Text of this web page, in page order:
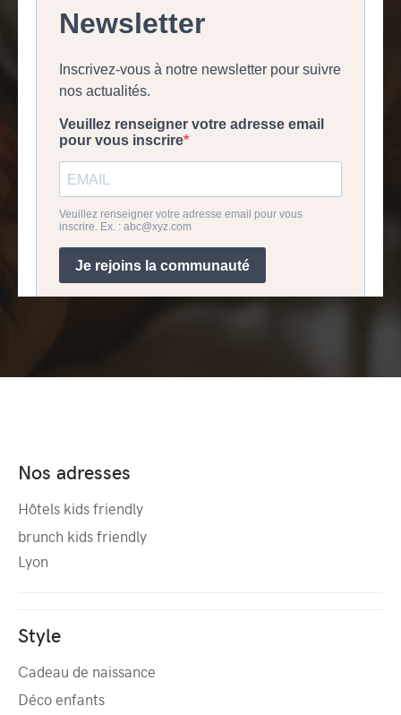
Nos adresses
Hôtels kids friendly
brunch kids friendly
Lyon
Style
Cadeau de naissance
Déco enfants